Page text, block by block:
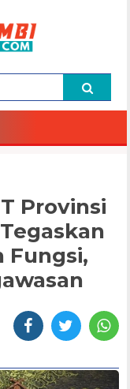
Provinsi
Fungsi,